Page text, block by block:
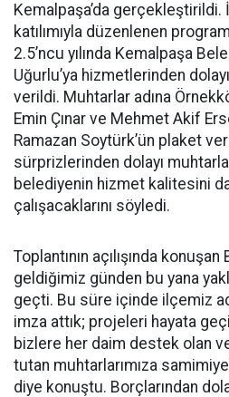
Kemalpaşa’da gerçekleştirildi.
katılımıyla düzenlenen
2.5’ncu yılında Kemalpaşa
Uğurlu’ya hizmetlerinden
verildi. Muhtarlar adına
Emin Çınar ve Mehmet Akif
Ramazan Soytürk’ün plaket
sürprizlerinden dolayı
belediyenin hizmet kalitesini
çalışacaklarını söyledi.
Toplantının açılışında
geldiğimiz günden bu yana
geçti. Bu süre içinde ilçemiz
imza attık; projeleri hayata
bizlere her daim destek olan
tutan muhtarlarımıza
diye konuştu. Borçlarından